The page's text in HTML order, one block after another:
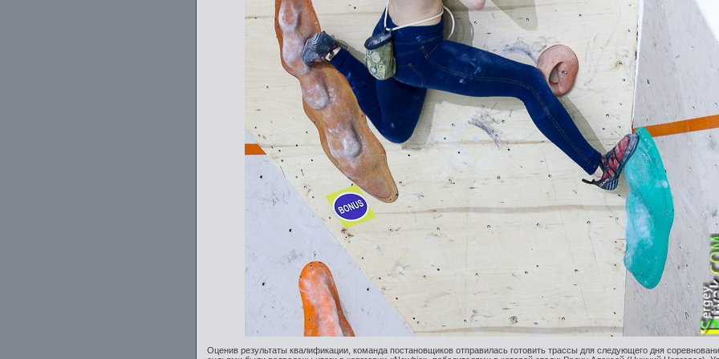
Оценив результаты квалификации, команда постановщиков отправилась готовить трассы для следующего дня